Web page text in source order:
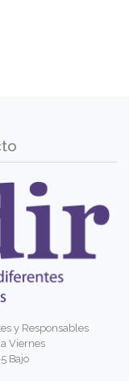
y Responsables
Viernes
Bajo